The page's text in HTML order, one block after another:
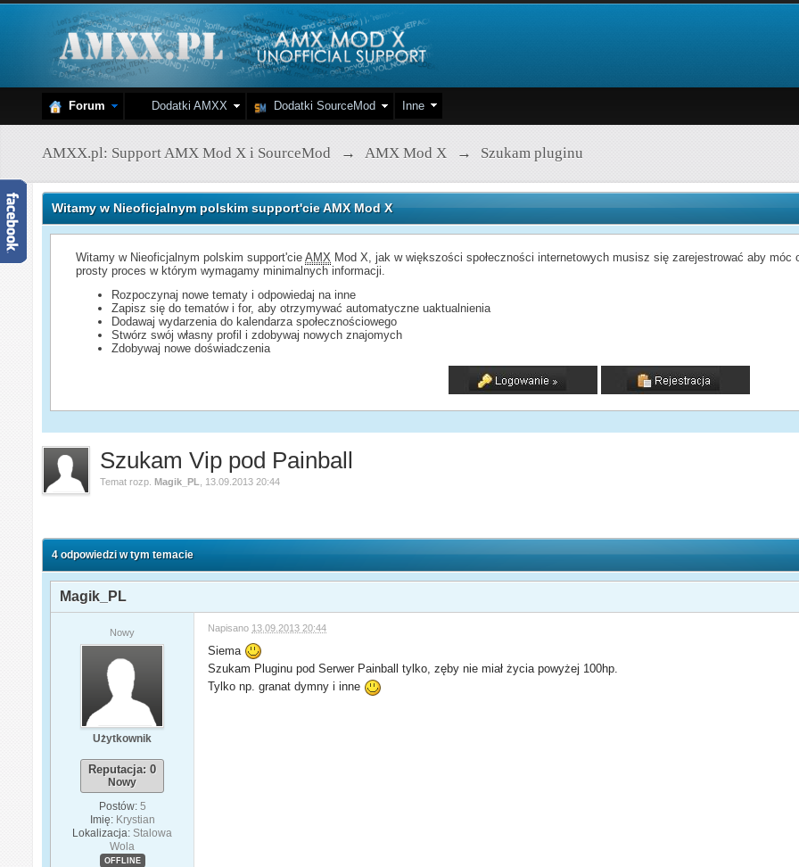
Forum Dodatki AMXX Dodatki SourceMod Inne
AMXX.pl: Support AMX Mod X i SourceMod → AMX Mod X → Szukam pluginu
Witamy w Nieoficjalnym polskim support'cie AMX Mod X
Witamy w Nieoficjalnym polskim support'cieAMX Mod X, jak w większości społeczności internetowych musisz się zarejestrować aby
prosty proces w którym wymagamy minimalnych informacji.
Rozpoczynaj nowe tematy i odpowiedaj na inne
Zapisz się do tematów i for, aby otrzymywać automatyczne uaktualnienia
Dodawaj wydarzenia do kalendarza społecznościowego
Stwórz swój własny profil i zdobywaj nowych znajomych
Zdobywaj nowe doświadczenia
Szukam Vip pod Painball
Temat rozp.Magik_PL 13.09.2013 20:44
4 odpowiedzi w tym temacie
Magik_PL
Nowy
Użytkownik
Reputacja: 0
Nowy
Postów: 5
Imię: Krystian
Lokalizacja: Stalowa
Wola
OFFLINE
Napisano 13.09.2013 20:44
Siema
Szukam Pluginu pod Serwer Painball tylko, zęby nie miał życia powyżej 100hp.
Tylko np. granat dymny i inne